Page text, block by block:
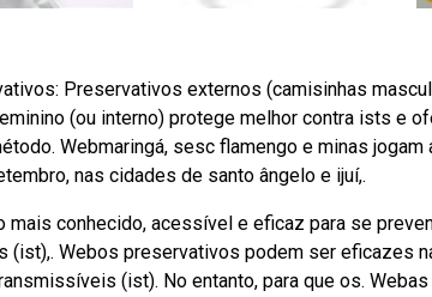
Preservativos externos (camisinhas
(ou interno) protege melhor contra ists e
Webmaringá, sesc flamengo e minas jogam
nas cidades de santo ângelo e ijuí,.
mais conhecido, acessível e eficaz para se
Webos preservativos podem ser eficazes
(ist). No entanto, para que os.